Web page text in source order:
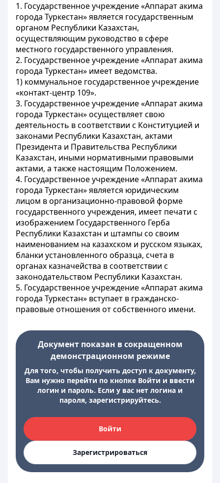
1. Государственное учреждение «Аппарат акима
города Туркестан» является государственным
органом Республики Казахстан,
осуществляющим руководство в сфере
местного государственного управления.
2. Государственное учреждение «Аппарат акима
города Туркестан» имеет ведомства.
1) коммунальное государственное учреждение
«контакт-центр 109».
3. Государственное учреждение «Аппарат акима
города Туркестан» осуществляет свою
деятельность в соответствии с Конституцией и
законами Республики Казахстан, актами
Президента и Правительства Республики
Казахстан, иными нормативными правовыми
актами, а также настоящим Положением.
4. Государственное учреждение «Аппарат акима
города Туркестан» является юридическим
лицом в организационно-правовой форме
государственного учреждения, имеет печати с
изображением Государственного Герба
Республики Казахстан и штампы со своим
наименованием на казахском и русском языках,
бланки установленного образца, счета в
органах казначейства в соответствии с
законодательством Республики Казахстан.
5. Государственное учреждение «Аппарат акима
города Туркестан» вступает в гражданско-
правовые отношения от собственного имени.
Документ показан в сокращенном
демонстрационном режиме
Для того, чтобы получить доступ к документу,
Вам нужно перейти по кнопке Войти и ввести
логин и пароль. Если у вас нет логина и
пароля, зарегистрируйтесь.
Войти
Зарегистрироваться